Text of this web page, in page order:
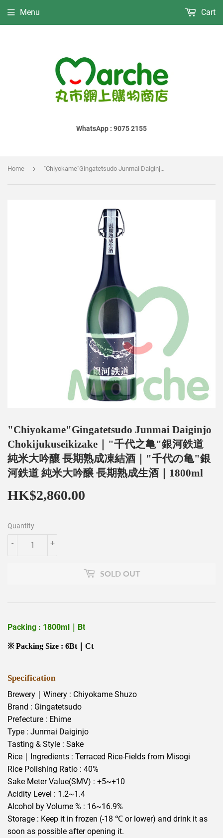
WhatsApp : 9075 2155
Menu Cart
Home › "Chiyokame"Gingatetsudo Junmai Daiginjo Chokijukuseikizake｜"千代之亀"銀河鉄道 純米大吟釀 長期熟成凍結酒｜"千代の亀"銀河鉄道 純米大吟醸 長期熟成生酒｜1800ml
"Chiyokame"Gingatetsudo Junmai Daiginjo
Chokijukuseikizake｜"千代之亀"銀河鉄道
純米大吟釀 長期熟成凍結酒｜"千代の亀"銀
河鉄道 純米大吟醸 長期熟成生酒｜1800ml
HK$2,860.00
Quantity
+
-
SOLD OUT
Packing : 1800ml｜Bt
※ Packing Size : 6Bt｜Ct
Specification
Brewery｜Winery : Chiyokame Shuzo
Brand : Gingatetsudo
Prefecture : Ehime
Type : Junmai Daiginjo
Tasting & Style : Sake
Rice｜Ingredients : Terraced Rice-Fields from Misogi
Rice Polishing Ratio : 40%
Sake Meter Value(SMV) : +5~+10
Acidity Level : 1.2~1.4
Alcohol by Volume % : 16~16.9%
Storage : Keep it in frozen (-18 ℃ or lower) and drink it as
soon as possible after opening it.